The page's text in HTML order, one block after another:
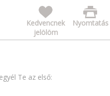
Nyomtatás
Kedvencnek
jelölöm
Te az első: